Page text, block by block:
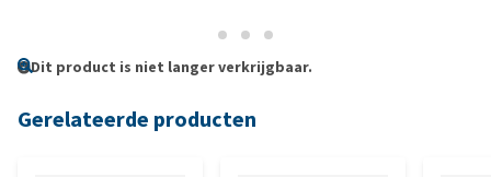
Dit product is niet langer verkrijgbaar.
Gerelateerde producten